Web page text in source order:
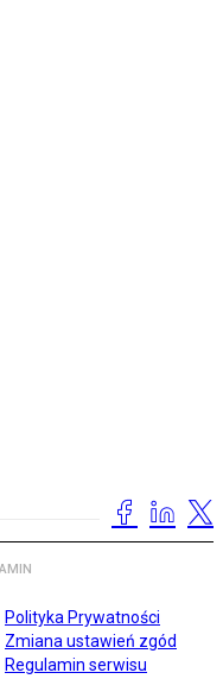
Polityka Prywatności
Zmiana ustawień zgód
Regulamin serwisu